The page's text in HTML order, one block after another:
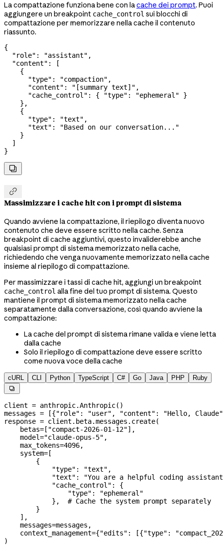
La compattazione funziona bene con lacache dei prompt. Puoi
aggiungere un breakpoint cache_control sui blocchi di
compattazione per memorizzare nella cache il contenuto
riassunto.
{
  "role"
: "assistant" ,
  "content"
: [
    {
      "type"
: "compaction" ,
      "content"
: "[summary text]" ,
      "cache_control"
: { "type" : "ephemeral" }
    },
    {
      "type"
: "text" ,
      "text"
:
"Based on our conversation..."
    }
  ]
}


Massimizzare i cache hit con i prompt di sistema
Quando avviene la compattazione, il riepilogo diventa nuovo
contenuto che deve essere scritto nella cache. Senza
breakpoint di cache aggiuntivi, questo invaliderebbe anche
qualsiasi prompt di sistema memorizzato nella cache,
richiedendo che venga nuovamente memorizzato nella cache
insieme al riepilogo di compattazione.
Per massimizzare i tassi di cache hit, aggiungi un breakpoint
cache_control alla fine del tuo prompt di sistema. Questo
mantiene il prompt di sistema memorizzato nella cache
separatamente dalla conversazione, così quando avviene la
compattazione:
La cache del prompt di sistema rimane valida e viene letta
dalla cache
Solo il riepilogo di compattazione deve essere scritto
come nuova voce della cache
cURL CLI Python TypeScript C# Go Java PHP Ruby

client = anthropic.Anthropic()
messages = [{"role" : "user" , "content" :
"Hello, Claude"
response = client.beta.messages.create(
    betas
=[ "compact-2026-01-12"],
    model
="claude-opus-5" ,
    max_tokens
=4096,
    system
=[
        {
            "type"
: "text" ,
            "text"
:
"You are a helpful coding
            "cache_control"
: {
                "type"
:
"ephemeral"
            },
# Cache the system prompt separately
        }
    ],
    messages
=messages,
    context_management
={"edits" : [{"type" :
)